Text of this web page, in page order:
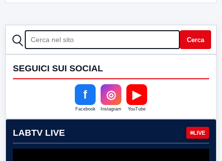
CERCA Cerca
SEGUICI SUI SOCIAL
f
Facebook
◎
Instagram
▶
YouTube
LABTV LIVE LIVE